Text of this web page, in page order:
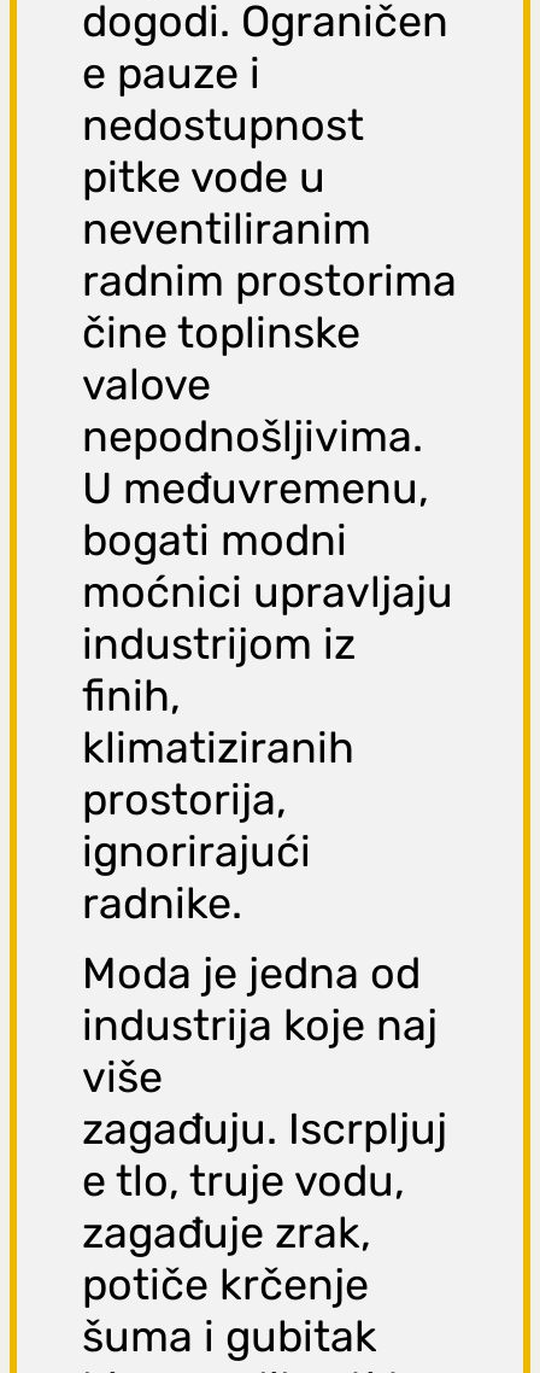
dogodi. Ograničen
e pauze i
nedostupnost
pitke vode u
neventiliranim
radnim prostorima
čine toplinske
valove
nepodnošljivima.
U međuvremenu,
bogati modni
moćnici upravljaju
industrijom iz
finih,
klimatiziranih
prostorija,
ignorirajući
radnike.
Moda je jedna od
industrija koje naj
više
zagađuju. Iscrpljuj
e tlo, truje vodu,
zagađuje zrak,
potiče krčenje
šuma i gubitak